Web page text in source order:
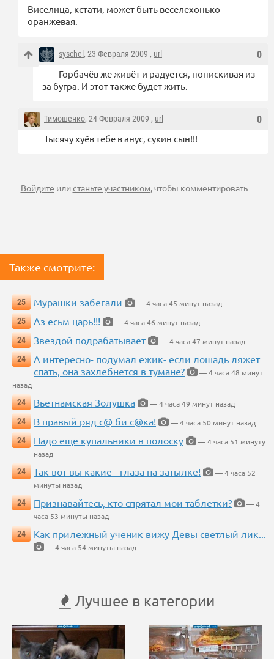
Виселица, кстати, может быть веселехонько-
оранжевая.
0
syschel, 23 Февраля 2009 , url
Горбачёв же живёт и радуется, попискивая из-
за бугра. И этот также будет жить.
0
Тимошенко, 24 Февраля 2009 , url
Тысячу хуёв тебе в анус, сукин сын!!!
Войдите илистаньте участником , чтобы комментировать
Также смотрите:
25 Мурашки забегали
— 4 часа 45 минут назад
25
Аз есьм царь!!!
— 4 часа 46 минут назад
24
Звездой подрабатывает
— 4 часа 47 минут назад
24
А интересно- подумал ежик- если лошадь ляжет
спать, она захлебнется в тумане?
— 4 часа 48 минут
назад
24
Вьетнамская Золушка
— 4 часа 49 минут назад
24
В правый ряд с@ би с@ка!
— 4 часа 50 минут назад
24
Надо еще купальники в полоску
— 4 часа 51 минуту
назад
24
Так вот вы какие - глаза на затылке!
— 4 часа 52
минуты назад
24
Признавайтесь, кто спрятал мои таблетки?
— 4
часа 53 минуты назад
24
Как прилежный ученик вижу Девы светлый лик...
— 4 часа 54 минуты назад
Лучшее в категории